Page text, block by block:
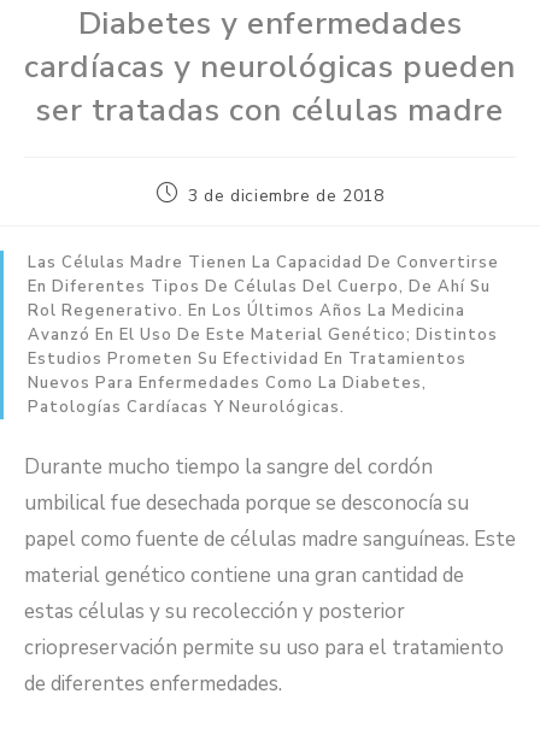
Diabetes y enfermedades
cardíacas y neurológicas pueden
ser tratadas con células madre
3 de diciembre de 2018
Las Células Madre Tienen La Capacidad De Convertirse
En Diferentes Tipos De Células Del Cuerpo, De Ahí Su
Rol Regenerativo. En Los Últimos Años La Medicina
Avanzó En El Uso De Este Material Genético; Distintos
Estudios Prometen Su Efectividad En Tratamientos
Nuevos Para Enfermedades Como La Diabetes,
Patologías Cardíacas Y Neurológicas.
Durante mucho tiempo la sangre del cordón
umbilical fue desechada porque se desconocía su
papel como fuente de células madre sanguíneas. Este
material genético contiene una gran cantidad de
estas células y su recolección y posterior
criopreservación permite su uso para el tratamiento
de diferentes enfermedades.